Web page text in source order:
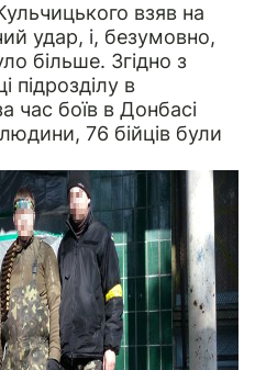
взяв на
удар, і, безумовно,
більше. Згідно з
підрозділу в
час боїв в Донбасі
76 бійців були